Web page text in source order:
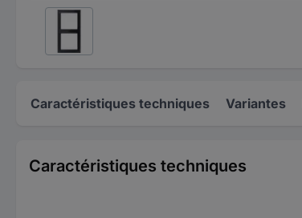
Caractéristiques techniques Variantes
Caractéristiques techniques